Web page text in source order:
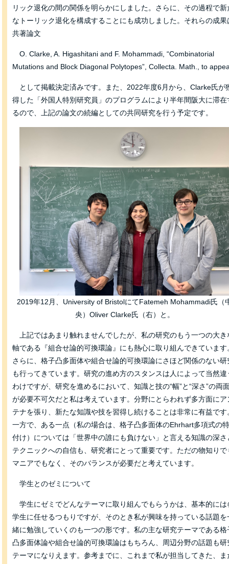
リック退化の間の関係を明らかにしました。さらに、その過程で新
なトーリック退化を構成することにも成功しました。それらの成果
共著論文
O. Clarke, A. Higashitani and F. Mohammadi, “Combinatorial
Mutations and Block Diagonal Polytopes”, Collecta. Math., to
として掲載決定済みです。また、2022年度6月から、Clarke氏が
得した「外国人特別研究員」のプログラムにより半年間阪大に滞在
るので、上記の論文の続編としての共同研究を行う予定です。
2019年12月、University of BristolにてFatemeh Mohammadi氏（
央）Oliver Clarke氏（右）と。
上記ではあまり触れませんでしたが、私の研究のもう一つの大き
軸である『組合せ論的可換環論』にも熱心に取り組んできています
さらに、格子凸多面体や組合せ論的可換環論にさほど関係のない研
も行ってきています。研究の進め方のスタンスは人によって当然違
わけですが、研究を進めるにおいて、知識と技の“幅”と“深さ”の両
が必要不可欠だと私は考えています。分野にとらわれず多方面にア
テナを張り、新たな知識や技を習得し続けることは非常に有益です
一方で、ある一点（私の場合は、格子凸多面体のEhrhart多項式の
付け）については「世界中の誰にも負けない」と言える知識の深さ
テクニックへの自信も、研究者にとって重要です。ただの物知りで
マニアでもなく、そのバランスが必要だと考えています。
学生とのゼミについて
学生にゼミでどんなテーマに取り組んでもらうかは、基本的には
学生に任せるつもりですが、そのとき私が興味を持っている話題を
緒に勉強していくのも一つの形です。私の主な研究テーマである格
凸多面体論や組合せ論的可換環論はもちろん、周辺分野の話題も研
テーマになりえます。参考までに、これまで私が担当してきた、ま